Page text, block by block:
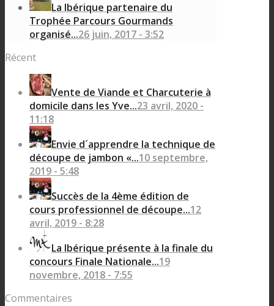
La Ibérique partenaire du
Trophée Parcours Gourmands
organisé...26 juin, 2017 - 3:52
Récent
Vente de Viande et Charcuterie à
domicile dans les Yve...23 avril, 2020 -
11:18
Envie d´apprendre la technique de
découpe de jambon «...10 septembre,
2019 - 5:48
Succès de la 4ème édition de
cours professionnel de découpe...12
avril, 2019 - 8:28
La Ibérique présente à la finale du
concours Finale Nationale...19
novembre, 2018 - 7:55
Commentaires